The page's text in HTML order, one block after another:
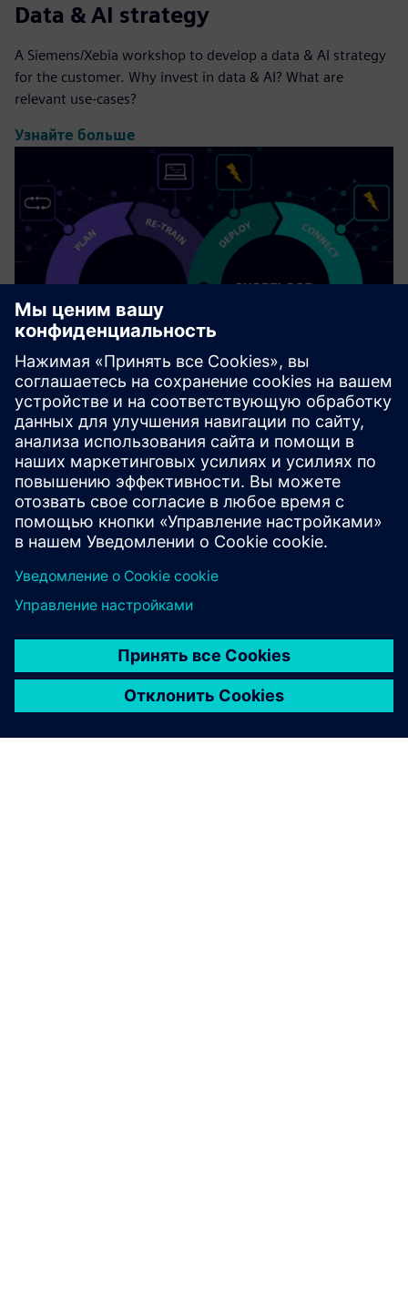
Data & AI strategy
A Siemens/Xebia workshop to develop a data & AI strategy
for the customer. Why invest in data & AI? What are
relevant use-cases?
Узнайте больше
Industrial AI (on Edge)
Deploy AI models effectively & safely on the shop floor.
Узнайте больше